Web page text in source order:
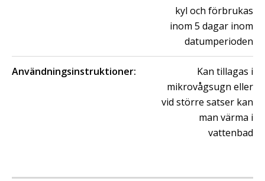
kyl och förbrukas
inom 5 dagar inom
datumperioden
Användningsinstruktioner:
Kan tillagas i
mikrovågsugn eller
vid större satser kan
man värma i
vattenbad